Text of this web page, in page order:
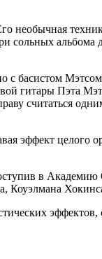
необычная
сольных
с басистом
гитары Пэта
считаться
эффект целого
в
Коуэлмана